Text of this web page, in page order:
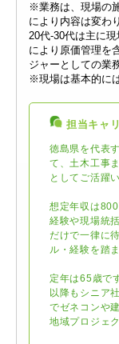
※業務は、現場の
により内容は変わ
20代-30代は主に
により原価管理を
ジャーとしての業
※現場は基本的に
担当キャ
徳島県を代表
て、土木工事
としてご活躍
想定年収は
経験や現場統
だけで一律に
ル・経験を踏
定年は65歳で
以降もシニア
でゼネコンや
地域プロジェ